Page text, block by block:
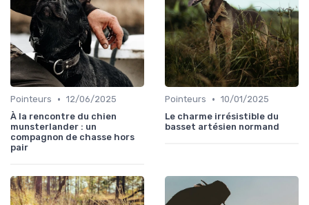
Pointeurs • 12/06/2025
À la rencontre du chien
munsterlander : un
compagnon de chasse hors
pair
Pointeurs • 10/01/2025
Le charme irrésistible du
basset artésien normand